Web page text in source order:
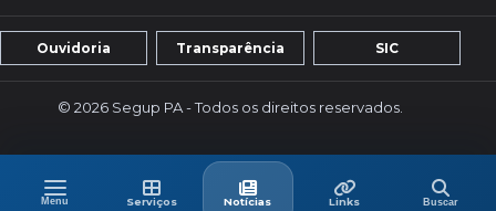
MenuMenu Serviços
ServiçosNotíciasÚltimas LinksLinks BuscarBuscar
Ouvidoria Transparência SIC
© 2026 Segup PA - Todos os direitos reservados.